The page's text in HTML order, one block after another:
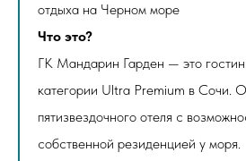
отдыха на Черном море
Что это?
ГК Мандарин Гарден — это
категории Ultra Premium в Сочи.
пятизвездочного отеля с
собственной резиденцией у моря.